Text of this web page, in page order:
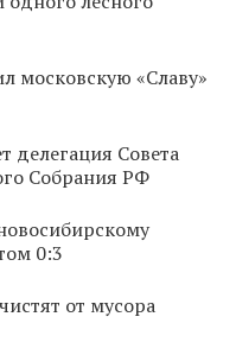
московскую «Славу»
делегация Совета
Собрания РФ
0:3
от мусора